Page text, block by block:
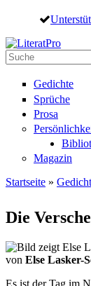
Direkt zum Inhalt
Suche
Gedichte
Sprüche
Prosa
Magazin
Startseite »
Die
von Else Lasker-